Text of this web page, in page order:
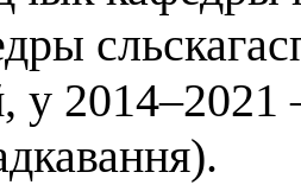
у 2014–2021